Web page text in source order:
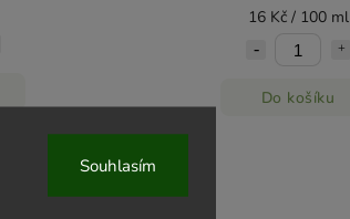
Souhlasím
16 Kč / 100 ml
Do košíku